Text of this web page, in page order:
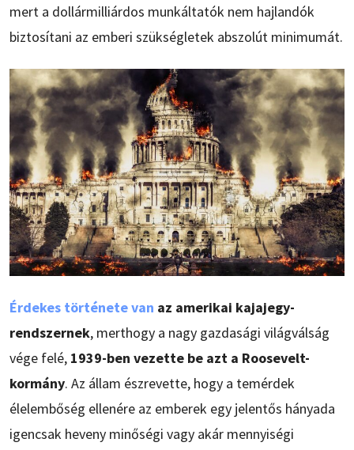
mert a dollármilliárdos munkáltatók nem hajlandók
biztosítani az emberi szükségletek abszolút minimumát.
Érdekes története van az amerikai kajajegy-
rendszernek, merthogy a nagy gazdasági világválság
vége felé, 1939-ben vezette be azt a Roosevelt-
kormány. Az állam észrevette, hogy a temérdek
élelembőség ellenére az emberek egy jelentős hányada
igencsak heveny minőségi vagy akár mennyiségi